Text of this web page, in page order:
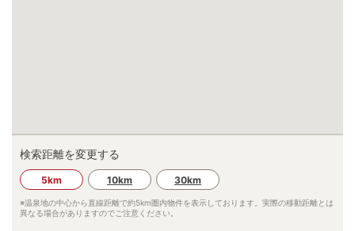
検索距離を変更する
5km 10km 30km
※温泉地の中心から直線距離で約5km圏内物件を表示しております。実際の移動距離とは
異なる場合がありますのでご注意ください。